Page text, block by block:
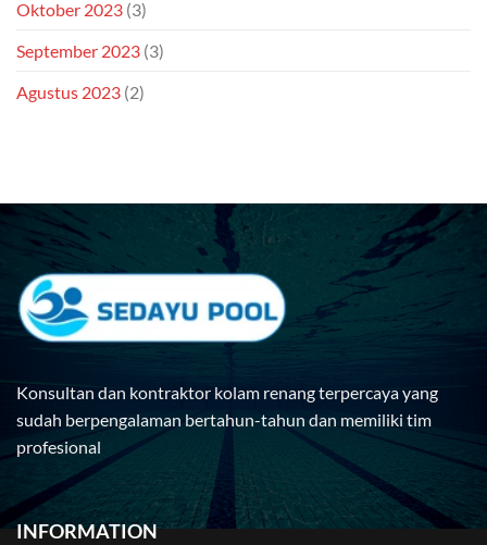
Oktober 2023 (3)
September 2023 (3)
Agustus 2023 (2)
Konsultan dan kontraktor kolam renang terpercaya yang
sudah berpengalaman bertahun-tahun dan memiliki tim
profesional
INFORMATION